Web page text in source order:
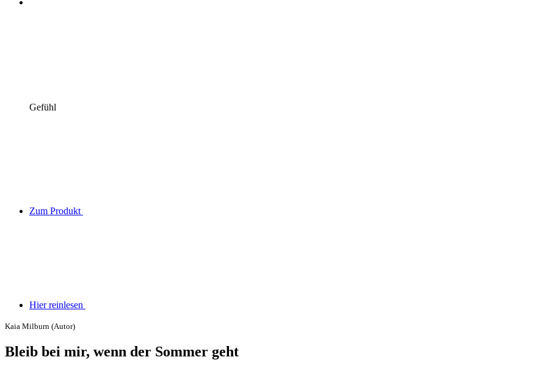
Gefühl
Zum Produkt
Hier reinlesen
Kaia Milburn (Autor)
Bleib bei mir, wenn der Sommer geht